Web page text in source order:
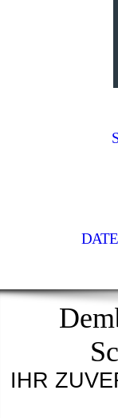
IHR